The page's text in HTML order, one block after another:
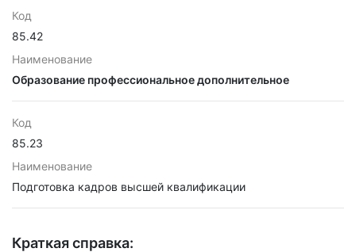
Код
85.42
Наименование
Образование профессиональное дополнительное
Код
85.23
Наименование
Подготовка кадров высшей квалификации
Краткая справка: